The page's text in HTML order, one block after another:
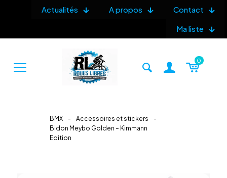
Actualités A propos
Contact
Ma liste
0
BMX - Accessoires et stickers
-
Bidon Meybo Golden – Kimmann
Edition